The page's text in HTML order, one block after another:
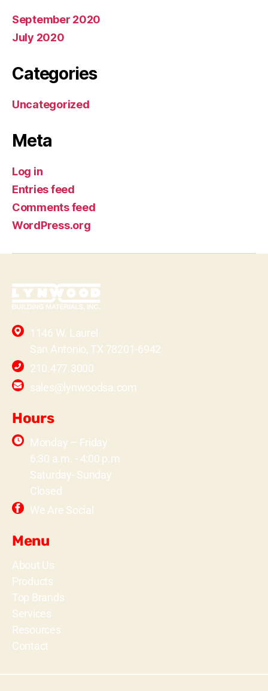
September 2020
July 2020
Categories
Uncategorized
Meta
Log in
Entries feed
Comments feed
WordPress.org
1146 W. Laurel
San Antonio, TX 78201-6942
210.477.3000
sales@lynwoodsa.com
Hours
Monday – Friday
6:30 a.m. - 4:00 p.m
Saturday- Sunday
Closed
We Are Social
Menu
About Us
Products
Top Brands
Services
Resources
Contact